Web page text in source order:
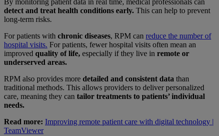
detect and treat health conditions early. This can help to prevent
long-term risks.
For patients with chronic diseases, RPM can reduce the number of
hospital visits. For patients, fewer hospital visits often mean an
improved quality of life, especially if they live in remote or
underserved areas.
RPM also provides more detailed and consistent data than
traditional methods. This allows providers to deliver personalized
care, meaning they can tailor treatments to patients’ individual
needs.
Read more: Improving remote patient care with digital technology |
TeamViewer